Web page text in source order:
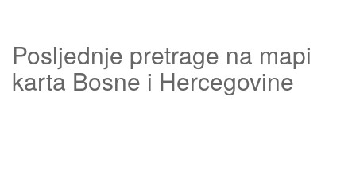
Posljednje pretrage na mapi
karta Bosne i Hercegovine